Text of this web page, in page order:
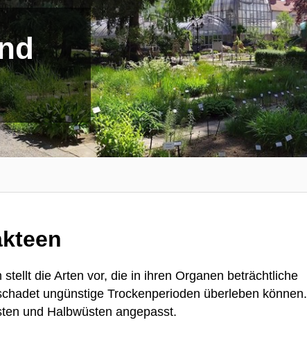
die Arten vor, die in ihren Organen beträchtliche
ungünstige Trockenperioden überleben können.
und Halbwüsten angepasst.